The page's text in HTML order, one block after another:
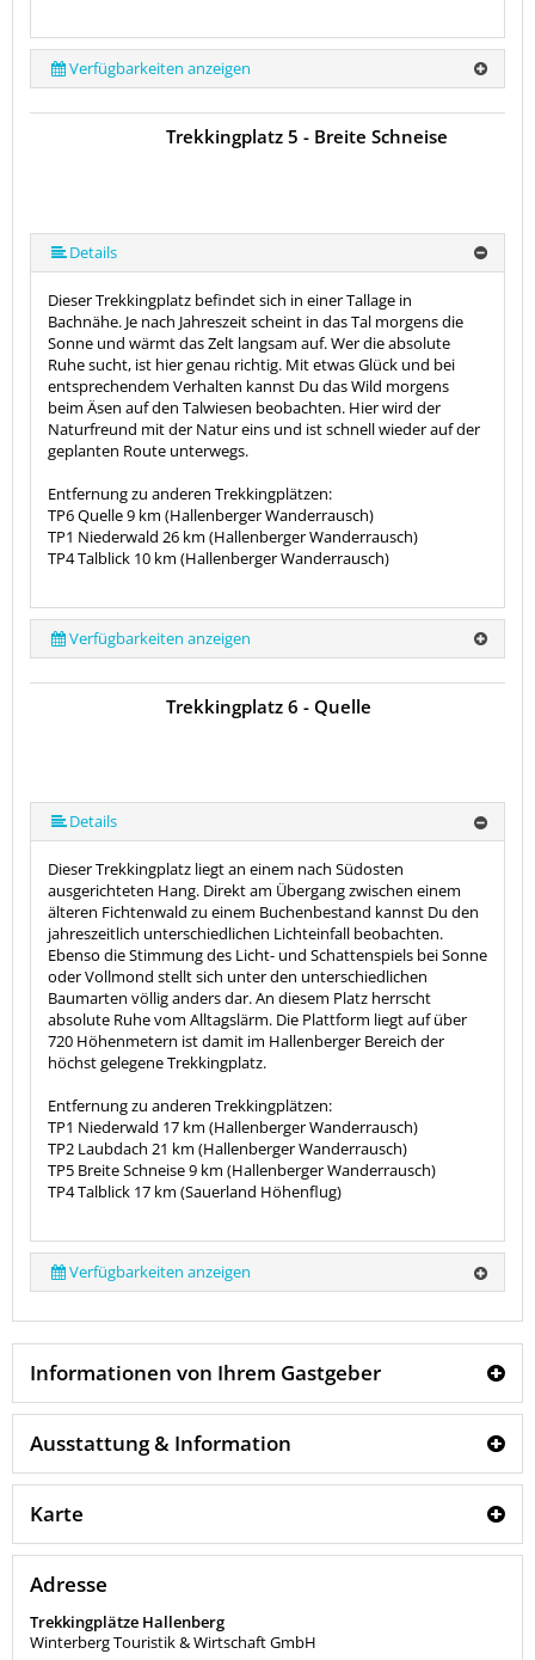
Verfügbarkeiten anzeigen
Trekkingplatz 5 - Breite Schneise
Details
Dieser Trekkingplatz befindet sich in einer Tallage in
Bachnähe. Je nach Jahreszeit scheint in das Tal morgens die
Sonne und wärmt das Zelt langsam auf. Wer die absolute
Ruhe sucht, ist hier genau richtig. Mit etwas Glück und bei
entsprechendem Verhalten kannst Du das Wild morgens
beim Äsen auf den Talwiesen beobachten. Hier wird der
Naturfreund mit der Natur eins und ist schnell wieder auf der
geplanten Route unterwegs.
Entfernung zu anderen Trekkingplätzen:
TP6 Quelle 9 km (Hallenberger Wanderrausch)
TP1 Niederwald 26 km (Hallenberger Wanderrausch)
TP4 Talblick 10 km (Hallenberger Wanderrausch)
Verfügbarkeiten anzeigen
Trekkingplatz 6 - Quelle
Details
Dieser Trekkingplatz liegt an einem nach Südosten
ausgerichteten Hang. Direkt am Übergang zwischen einem
älteren Fichtenwald zu einem Buchenbestand kannst Du den
jahreszeitlich unterschiedlichen Lichteinfall beobachten.
Ebenso die Stimmung des Licht- und Schattenspiels bei Sonne
oder Vollmond stellt sich unter den unterschiedlichen
Baumarten völlig anders dar. An diesem Platz herrscht
absolute Ruhe vom Alltagslärm. Die Plattform liegt auf über
720 Höhenmetern ist damit im Hallenberger Bereich der
höchst gelegene Trekkingplatz.
Entfernung zu anderen Trekkingplätzen:
TP1 Niederwald 17 km (Hallenberger Wanderrausch)
TP2 Laubdach 21 km (Hallenberger Wanderrausch)
TP5 Breite Schneise 9 km (Hallenberger Wanderrausch)
TP4 Talblick 17 km (Sauerland Höhenflug)
Verfügbarkeiten anzeigen
Informationen von Ihrem Gastgeber
Ausstattung & Information
Karte
Adresse
Trekkingplätze Hallenberg
Winterberg Touristik & Wirtschaft GmbH